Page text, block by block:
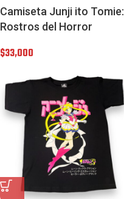
Camiseta Junji ito Tomie:
Rostros del Horror
$33,000